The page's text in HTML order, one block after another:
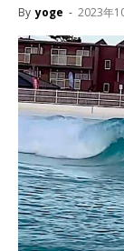
By yoge - 2023年